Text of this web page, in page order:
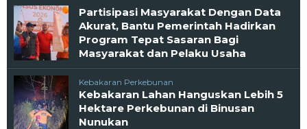
LENSANUNUKAN.COMPartisipasi Masyarakat Dengan Data
Akurat, Bantu Pemerintah Hadirkan
Program Tepat Sasaran Bagi
Masyarakat dan Pelaku Usaha
Kebakaran Perkebunan
Kebakaran Lahan Hanguskan Lebih 5
Hektare Perkebunan di Binusan
Nunukan